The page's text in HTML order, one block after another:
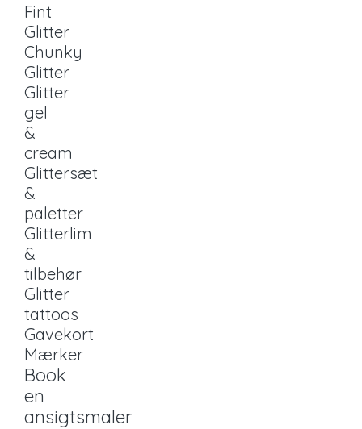
Fint
Glitter
Chunky
Glitter
Glitter
gel
&
cream
Glittersæt
&
paletter
Glitterlim
&
tilbehør
Glitter
tattoos
Gavekort
Mærker
Book
en
ansigtsmaler